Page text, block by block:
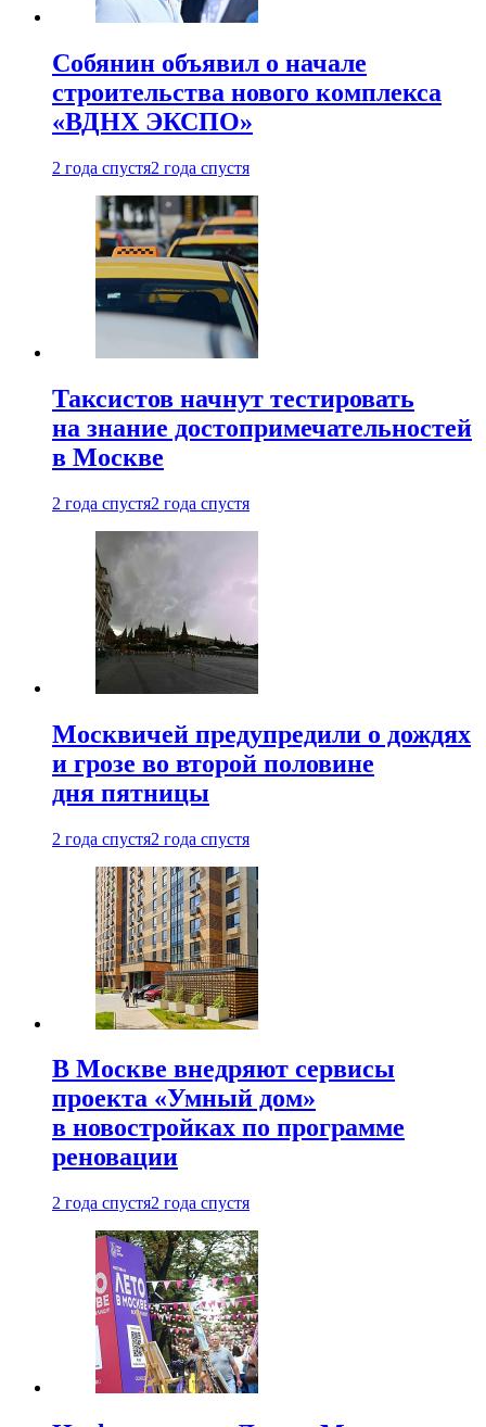
Собянин объявил о начале
строительства нового комплекса
«ВДНХ ЭКСПО»
2 года спустя2 года спустя
Таксистов начнут тестировать
на знание достопримечательностей
в Москве
2 года спустя2 года спустя
Москвичей предупредили о дождях
и грозе во второй половине
дня пятницы
2 года спустя2 года спустя
В Москве внедряют сервисы
проекта «Умный дом»
в новостройках по программе
реновации
2 года спустя2 года спустя